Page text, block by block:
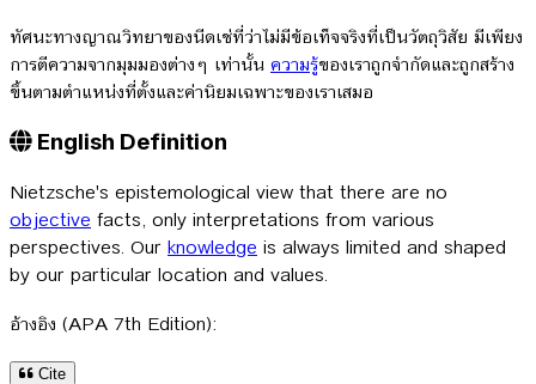
ทัศนะทางญาณวิทยาของนีดเช่ที่ว่าไม่มีข้อเท็จจริงที่เป็นวัตถุวิสัย มีเพียง
การตีความจากมุมมองต่างๆ เท่านั้น ความรู้ของเราถูกจำกัดและถูกสร้าง
ขึ้นตามตำแหน่งที่ตั้งและค่านิยมเฉพาะของเราเสมอ
English Definition
Nietzsche's epistemological view that there are no
objective facts, only interpretations from various
perspectives. Our knowledge is always limited and shaped
by our particular location and values.
อ้างอิง (APA 7th Edition):
Cite